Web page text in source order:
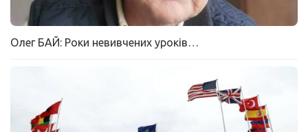
Олег БАЙ: Роки невивчених уроків…